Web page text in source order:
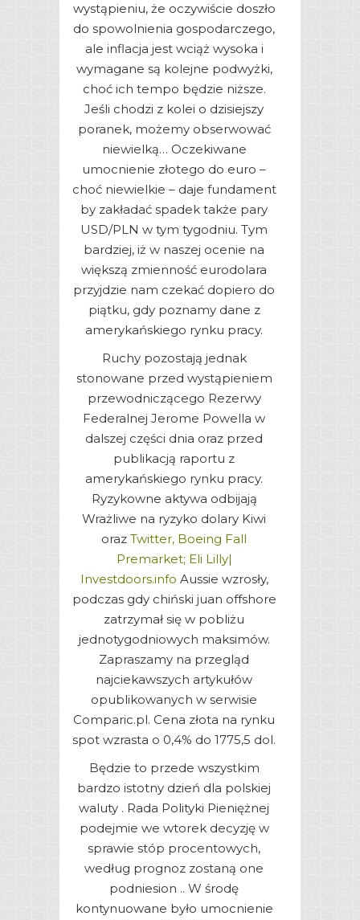
wystąpieniu, że oczywiście doszło
do spowolnienia gospodarczego,
ale inflacja jest wciąż wysoka i
wymagane są kolejne podwyżki,
choć ich tempo będzie niższe.
Jeśli chodzi z kolei o dzisiejszy
poranek, możemy obserwować
niewielką… Oczekiwane
umocnienie złotego do euro –
choć niewielkie – daje fundament
by zakładać spadek także pary
USD/PLN w tym tygodniu. Tym
bardziej, iż w naszej ocenie na
większą zmienność eurodolara
przyjdzie nam czekać dopiero do
piątku, gdy poznamy dane z
amerykańskiego rynku pracy.
Ruchy pozostają jednak
stonowane przed wystąpieniem
przewodniczącego Rezerwy
Federalnej Jerome Powella w
dalszej części dnia oraz przed
publikacją raportu z
amerykańskiego rynku pracy.
Ryzykowne aktywa odbijają
Wrażliwe na ryzyko dolary Kiwi
oraz Twitter, Boeing Fall
Premarket; Eli Lilly|
Investdoors.info Aussie wzrosły,
podczas gdy chiński juan offshore
zatrzymał się w pobliżu
jednotygodniowych maksimów.
Zapraszamy na przegląd
najciekawszych artykułów
opublikowanych w serwisie
Comparic.pl. Cena złota na rynku
spot wzrasta o 0,4% do 1775,5 dol.
Będzie to przede wszystkim
bardzo istotny dzień dla polskiej
waluty . Rada Polityki Pieniężnej
podejmie we wtorek decyzję w
sprawie stóp procentowych,
według prognoz zostaną one
podniesion .. W środę
kontynuowane było umocnienie